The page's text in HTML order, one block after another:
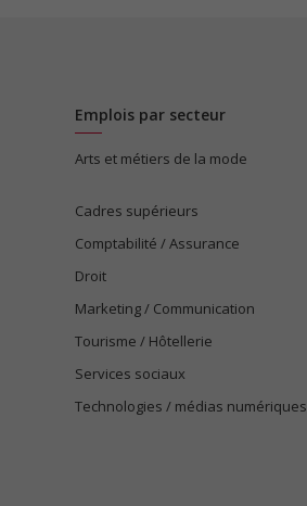
Emplois par secteur
Arts et métiers de la mode
Cadres supérieurs
Comptabilité / Assurance
Droit
Marketing / Communication
Tourisme / Hôtellerie
Services sociaux
Technologies / médias numériques